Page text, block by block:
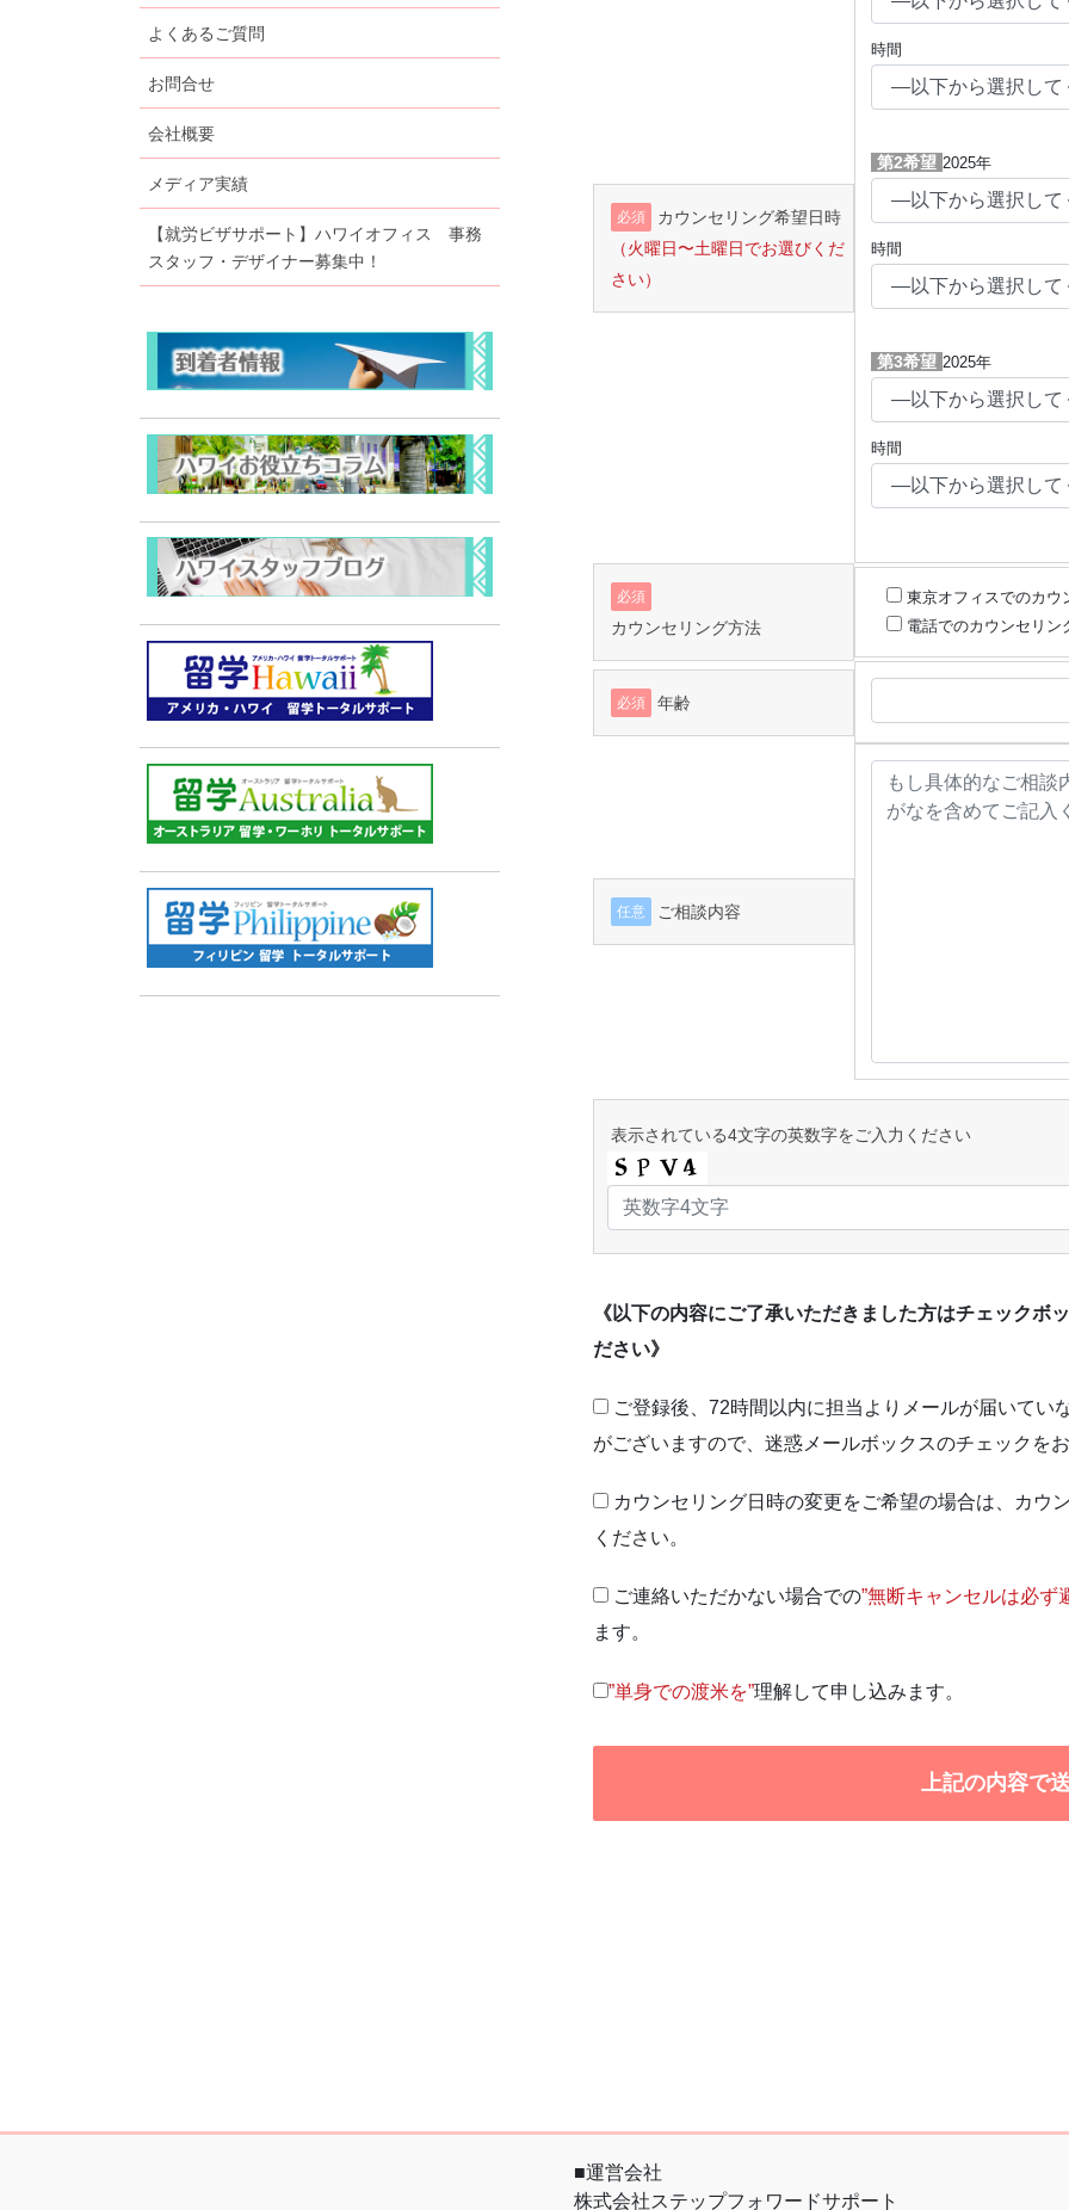
必須
カウンセリング希望日時
（火曜日〜土曜日でお選びくだ
さい）
時間
第2希望 2025年
時間
第3希望 2025年
時間
必須
カウンセリング方法
東京オフィスでのカウ
電話でのカウンセリン
必須 年齢
任意 ご相談内容
表示されている4文字の英数字をご入力ください
《以下の内容にご了承いただきました方はチェックボ
ださい》
ご登録後、72時間以内に担当よりメールが届いてい
がございますので、迷惑メールボックスのチェックを
カウンセリング日時の変更をご希望の場合は、カウ
ください。
ご連絡いただかない場合での”無断キャンセルは必ず
ます。
”単身での渡米を”理解して申し込みます。
よくあるご質問
お問合せ
会社概要
メディア実績
【就労ビザサポート】ハワイオフィス 事務
スタッフ・デザイナー募集中！
■運営会社
株式会社ステップフォワードサポート